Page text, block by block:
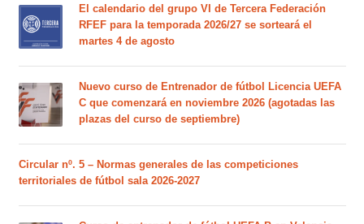
El calendario del grupo VI de Tercera Federación
RFEF para la temporada 2026/27 se sorteará el
martes 4 de agosto
Nuevo curso de Entrenador de fútbol Licencia UEFA
C que comenzará en noviembre 2026 (agotadas las
plazas del curso de septiembre)
Circular nº. 5 – Normas generales de las competiciones
territoriales de fútbol sala 2026-2027